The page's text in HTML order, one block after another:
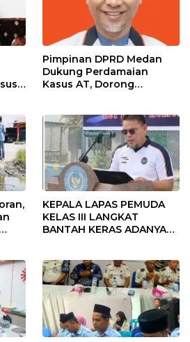
Pimpinan DPRD Medan
Dukung Perdamaian
Kasus AT, Dorong
KEPALA LAPAS PEMUDA
KELAS III LANGKAT
BANTAH KERAS ADANYA
TENTANG SINDIKAT
PENIPU PENJUALAN EMAS